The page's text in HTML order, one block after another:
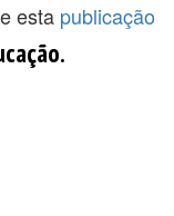
esta publicação